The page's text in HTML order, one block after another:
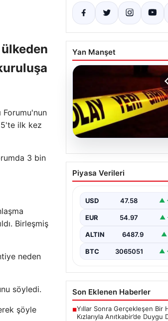
Forumu'nun
ilk kez
3 bin
Birleşmiş
neden
söyledi.
şöyle
Yan Manşet
Ceyhan’daki
Yıl Sonra
Adana’nın Ceyhan
çözülemeyen silahlı
Piyasa Verileri
USD 47.58 ▲
EUR 54.97 ▲
ALTIN 6487.9 ▲
BTC 3065051 ▲
Son Eklenen Haberler
■Yıllar Sonra Gerçekleşen Bir
Kızlarıyla Anıtkabir’de Duygu